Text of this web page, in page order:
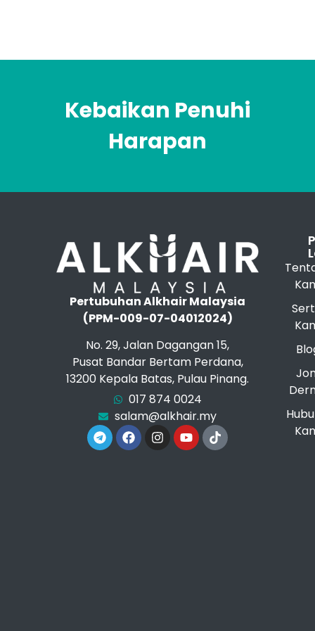
Kebaikan Penuhi
Harapan
Pertubuhan Alkhair Malaysia
(PPM-009-07-04012024)
No. 29, Jalan Dagangan 15,
Pusat Bandar Bertam Perdana,
13200 Kepala Batas, Pulau Pinang.
017 874 0024
salam@alkhair.my